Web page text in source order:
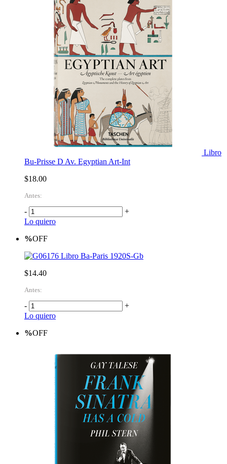
Libro
Bu-Prisse D Av. Egyptian Art-Int
$18.00
Antes:
-
+
Lo quiero
%OFF
Libro Ba-Paris 1920S-Gb
$14.40
Antes:
-
+
Lo quiero
%OFF